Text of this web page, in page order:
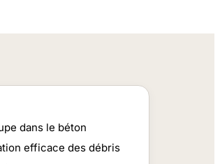
dans le béton
efficace des débris